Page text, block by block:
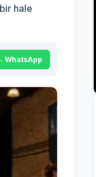
hale
WhatsApp